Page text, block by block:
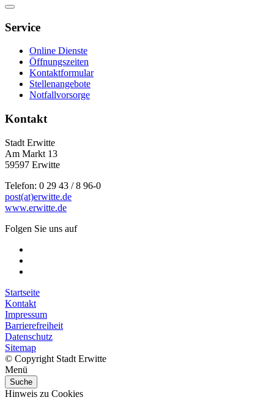
Service
Online Dienste
Öffnungszeiten
Kontaktformular
Stellenangebote
Notfallvorsorge
Kontakt
Stadt Erwitte
Am Markt 13
59597 Erwitte
Telefon: 0 29 43 / 8 96-0
post(at)erwitte.de
www.erwitte.de
Folgen Sie uns auf
Startseite
Kontakt
Impressum
Barrierefreiheit
Datenschutz
Sitemap
© Copyright Stadt Erwitte
Menü
Suche
Hinweis zu Cookies